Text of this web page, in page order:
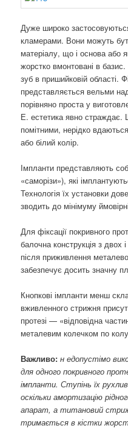
Дуже широко
кламерами. Вони можуть
матеріалу, що і основа або
жорстко вмонтовані в
зуб в пришийковій області.
представляється вельми
порівняно проста у
Е. естетика явно
помітними, нерідко
або білий колір.
Імпланти представляють
«саморізи»), які
Технологія їх установки
зводить до мінімуму
Для фіксації покривного
балочна конструкція з двох
після приживлення
забезпечує досить значну
Кнопкові імпланти менш
вживленного стрижня
протезі — «відповідна
металевим колечком по
Важливо:недопустімо
для одного покривного
імпланти. Ступінь їх
оскільки амортизацію
апарат, а титановий
тримається в кістки